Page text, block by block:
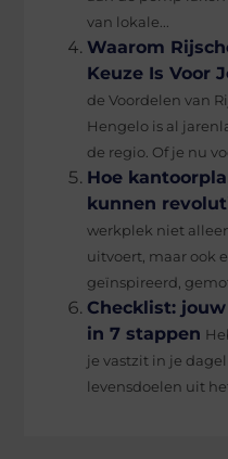
van lokale...
Waarom
Keuze Is Voor
de Voordelen van
Hengelo is al
de regio. Of je nu
Hoe
kunnen
werkplek niet
uitvoert, maar ook
geïnspireerd,
Checklist:
in 7 stappen
je vastzit in je
levensdoelen uit